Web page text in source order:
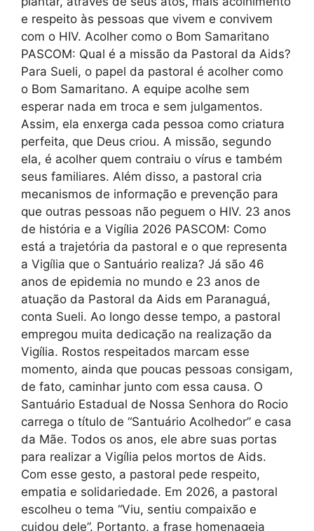
e respeito às pessoas que vivem e convivem
com o HIV. Acolher como o Bom Samaritano
PASCOM: Qual é a missão da Pastoral da Aids?
Para Sueli, o papel da pastoral é acolher como
o Bom Samaritano. A equipe acolhe sem
esperar nada em troca e sem julgamentos.
Assim, ela enxerga cada pessoa como criatura
perfeita, que Deus criou. A missão, segundo
ela, é acolher quem contraiu o vírus e também
seus familiares. Além disso, a pastoral cria
mecanismos de informação e prevenção para
que outras pessoas não peguem o HIV. 23 anos
de história e a Vigília 2026 PASCOM: Como
está a trajetória da pastoral e o que representa
a Vigília que o Santuário realiza? Já são 46
anos de epidemia no mundo e 23 anos de
atuação da Pastoral da Aids em Paranaguá,
conta Sueli. Ao longo desse tempo, a pastoral
empregou muita dedicação na realização da
Vigília. Rostos respeitados marcam esse
momento, ainda que poucas pessoas consigam,
de fato, caminhar junto com essa causa. O
Santuário Estadual de Nossa Senhora do Rocio
carrega o título de “Santuário Acolhedor” e casa
da Mãe. Todos os anos, ele abre suas portas
para realizar a Vigília pelos mortos de Aids.
Com esse gesto, a pastoral pede respeito,
empatia e solidariedade. Em 2026, a pastoral
escolheu o tema “Viu, sentiu compaixão e
cuidou dele”. Portanto, a frase homenageia